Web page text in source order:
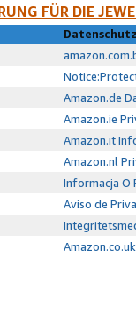
FÜR DIE
Amazon.de
Amazon.ie
Amazon.it
Amazon.nl
Informacja O
Aviso de